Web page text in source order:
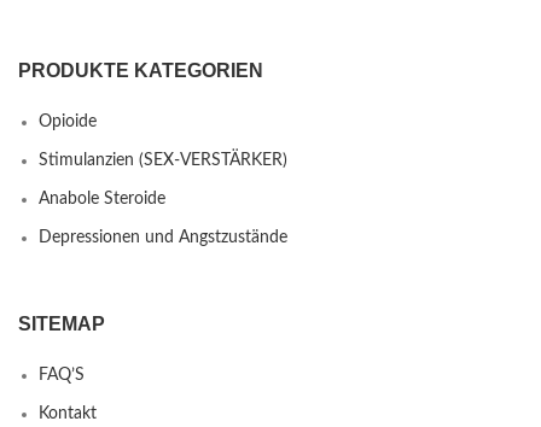
PRODUKTE KATEGORIEN
Opioide
Stimulanzien (SEX-VERSTÄRKER)
Anabole Steroide
Depressionen und Angstzustände
SITEMAP
FAQ’S
Kontakt